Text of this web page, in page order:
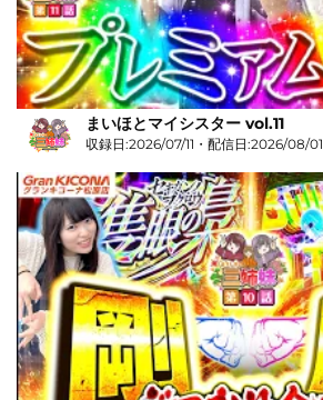
まいほとマイシスター vol.11
収録日:2026/07/11・配信日:2026/08/01